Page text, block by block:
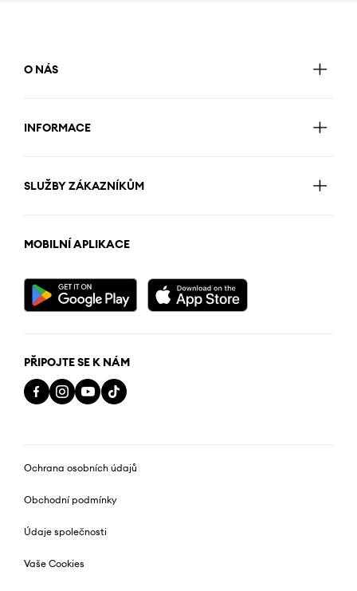
O NÁS
INFORMACE
SLUŽBY ZÁKAZNÍKŮM
MOBILNÍ APLIKACE
PŘIPOJTE SE K NÁM
Ochrana osobních údajů
Obchodní podmínky
Údaje společnosti
Vaše Cookies